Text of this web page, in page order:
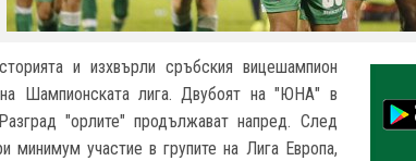
и изхвърли сръбския вицешампион
Шампионската лига. Двубоят на "ЮНА" в
"орлите" продължават напред. След
минимум участие в групите на Лига Европа,